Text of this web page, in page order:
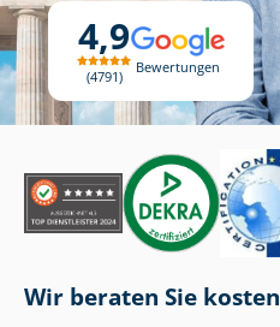
4,9
4791
Bewertungen
Wir beraten Sie